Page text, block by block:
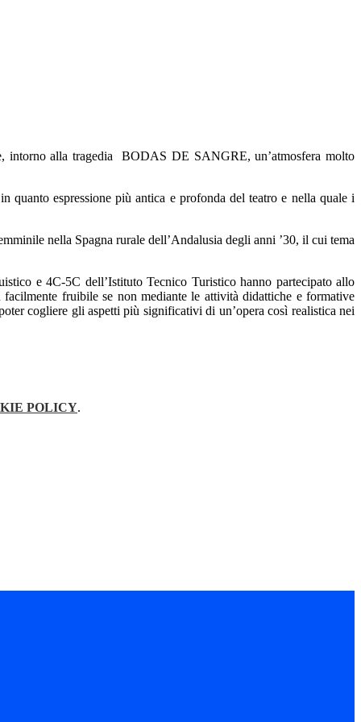
intorno alla tragedia BODAS DE SANGRE, un’atmosfera molto
quanto espressione più antica e profonda del teatro e nella quale i
nella Spagna rurale dell’Andalusia degli anni ’30, il cui tema
e 4C-5C dell’Istituto Tecnico Turistico hanno partecipato allo
fruibile se non mediante le attività didattiche e formative
cogliere gli aspetti più significativi di un’opera così realistica nei
POLICY.